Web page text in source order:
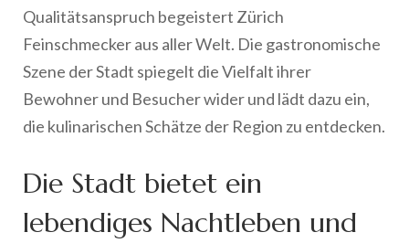
Qualitätsanspruch begeistert Zürich
Feinschmecker aus aller Welt. Die gastronomische
Szene der Stadt spiegelt die Vielfalt ihrer
Bewohner und Besucher wider und lädt dazu ein,
die kulinarischen Schätze der Region zu entdecken.
Die Stadt bietet ein
lebendiges Nachtleben und